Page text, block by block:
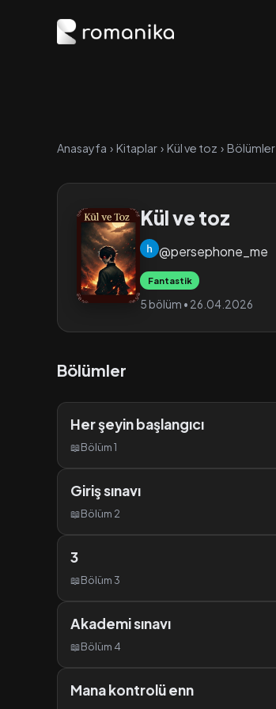
Anasayfa › Kitaplar › Kül ve toz › Bölümler
Kül ve toz
@persephone_me
Fantastik
5 bölüm • 26.04.2026
Bölümler
Her şeyin başlangıcı
📖Bölüm 1
Giriş sınavı
📖Bölüm 2
3
📖Bölüm 3
Akademi sınavı
📖Bölüm 4
Mana kontrolü enn